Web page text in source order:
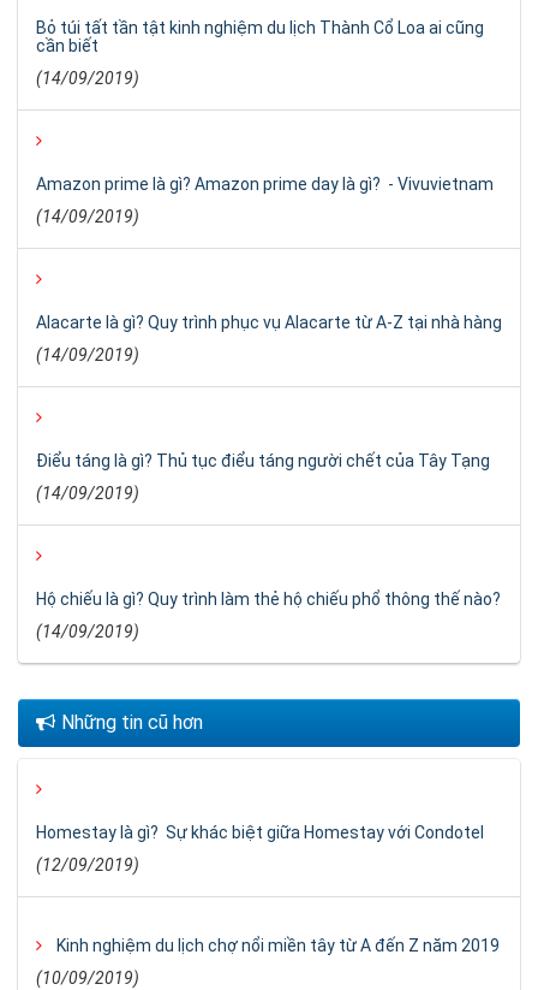
Bỏ túi tất tần tật kinh nghiệm du lịch Thành Cổ Loa ai cũng
cần biết
(14/09/2019)
Amazon prime là gì? Amazon prime day là gì? - Vivuvietnam
(14/09/2019)
Alacarte là gì? Quy trình phục vụ Alacarte từ A-Z tại nhà hàng
(14/09/2019)
Điểu táng là gì? Thủ tục điểu táng người chết của Tây Tạng
(14/09/2019)
Hộ chiếu là gì? Quy trình làm thẻ hộ chiếu phổ thông thế nào?
(14/09/2019)
Những tin cũ hơn
Homestay là gì? Sự khác biệt giữa Homestay với Condotel
(12/09/2019)
Kinh nghiệm du lịch chợ nổi miền tây từ A đến Z năm 2019
(10/09/2019)